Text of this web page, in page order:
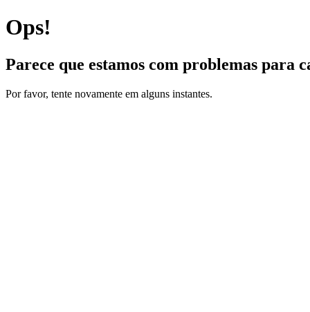
Ops!
Parece que estamos com problemas para
Por favor, tente novamente em alguns instantes.